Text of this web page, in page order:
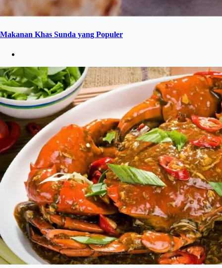
Makanan Khas Sunda yang Populer